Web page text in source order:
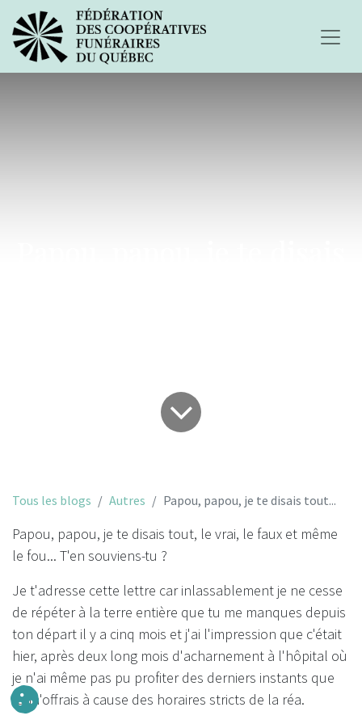
Tous les blogs Autres Papou, papou, je te disais tout...
Papou, papou, je te disais tout, le vrai, le faux et même
le fou... T'en souviens-tu ?
Je t'adresse cette lettre car inlassablement je ne cesse
de répéter à la terre entière que tu me manques depuis
ton départ il y a cinq mois et j'ai l'impression que c'était
hier, après deux long mois d'acharnement à l'hôpital où
je n'ai même pas pu profiter des derniers instants que
tu m'offrais à cause des horaires stricts de la réa.